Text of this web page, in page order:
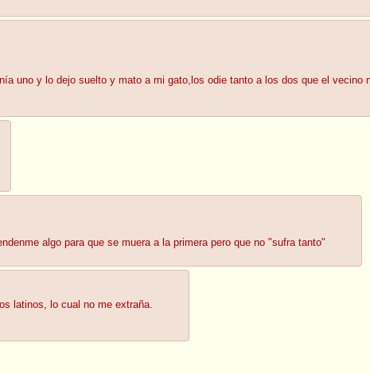
uno y lo dejo suelto y mato a mi gato,los odie tanto a los dos que el vecino
algo para que se muera a la primera pero que no "sufra tanto"
latinos, lo cual no me extraña.